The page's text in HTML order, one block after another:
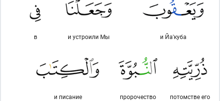
и Йа'куба
и устроили Мы
в
потомстве его
пророчество
и писание